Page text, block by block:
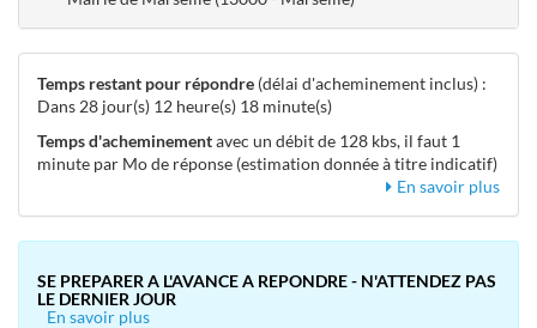
Temps restant pour répondre (délai d'acheminement inclus) :
Dans 28 jour(s) 12 heure(s) 18 minute(s)
Temps d'acheminementavec un débit de 128 kbs, il faut 1
minute par Mo de réponse (estimation donnée à titre indicatif)
En savoir plus
SE PREPARER A L'AVANCE A REPONDRE - N'ATTENDEZ PAS
LE DERNIER JOUR
En savoir plus